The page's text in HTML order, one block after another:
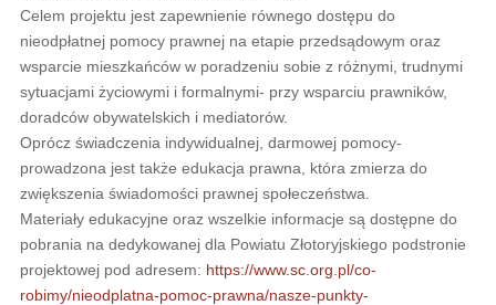
Celem projektu jest zapewnienie równego dostępu do
nieodpłatnej pomocy prawnej na etapie przedsądowym oraz
wsparcie mieszkańców w poradzeniu sobie z różnymi, trudnymi
sytuacjami życiowymi i formalnymi- przy wsparciu prawników,
doradców obywatelskich i mediatorów.
Oprócz świadczenia indywidualnej, darmowej pomocy-
prowadzona jest także edukacja prawna, która zmierza do
zwiększenia świadomości prawnej społeczeństwa.
Materiały edukacyjne oraz wszelkie informacje są dostępne do
pobrania na dedykowanej dla Powiatu Złotoryjskiego podstronie
projektowej pod adresem: https://www.sc.org.pl/co-
robimy/nieodplatna-pomoc-prawna/nasze-punkty-